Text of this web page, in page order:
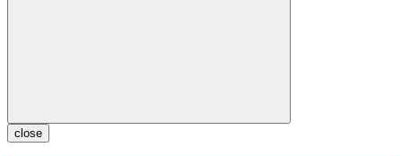
close